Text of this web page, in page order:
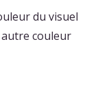
du visuel
couleur